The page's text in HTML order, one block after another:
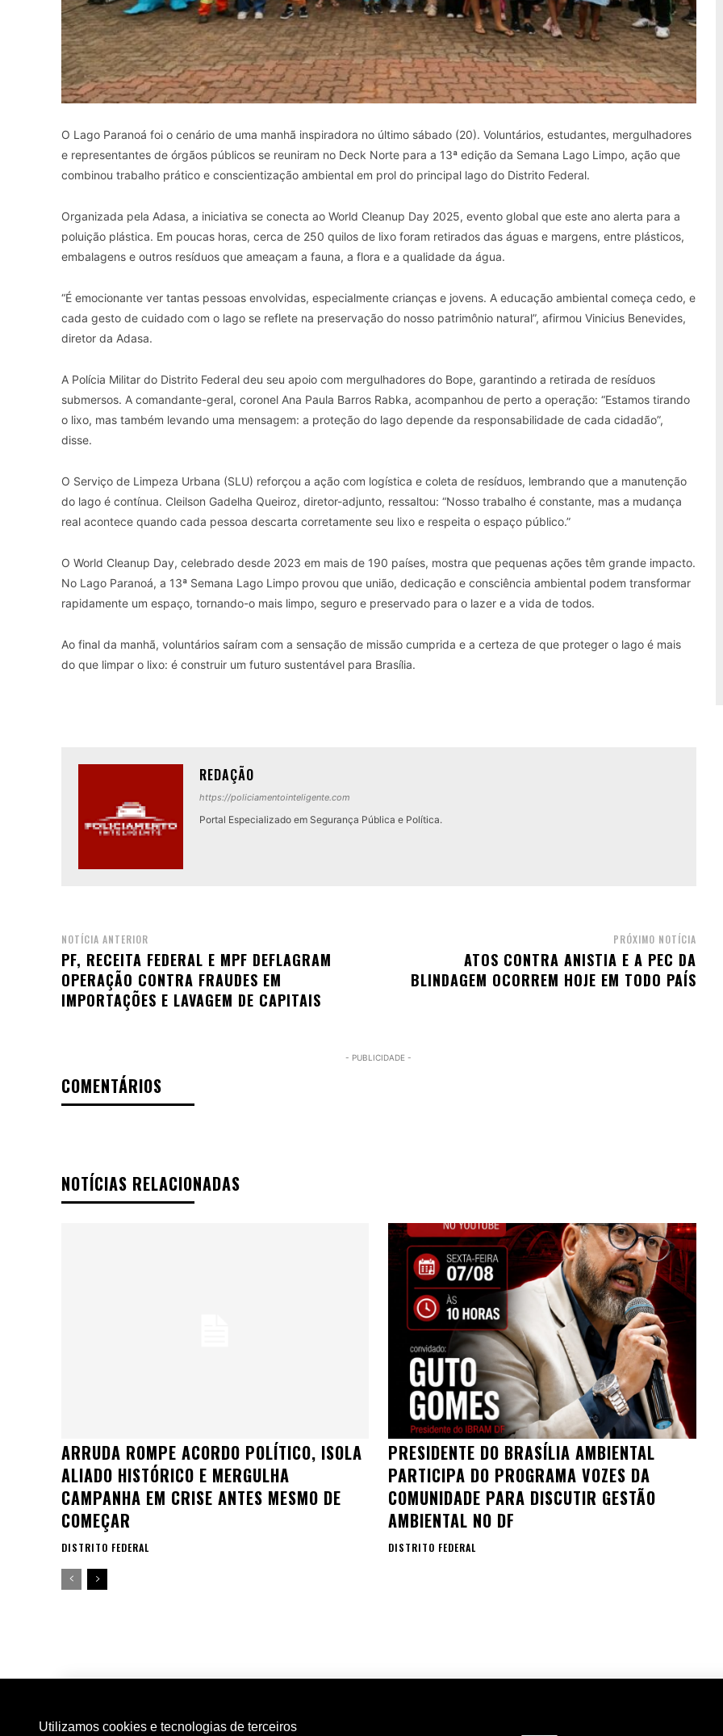
Utilizamos cookies e tecnologias de terceiros
O Lago Paranoá foi o cenário de uma manhã inspiradora no último sábado (20). Voluntários, estudantes, mergulhadores
e representantes de órgãos públicos se reuniram no Deck Norte para a 13ª edição da Semana Lago Limpo, ação que
combinou trabalho prático e conscientização ambiental em prol do principal lago do Distrito Federal.
Organizada pela Adasa, a iniciativa se conecta ao World Cleanup Day 2025, evento global que este ano alerta para a
poluição plástica. Em poucas horas, cerca de 250 quilos de lixo foram retirados das águas e margens, entre plásticos,
embalagens e outros resíduos que ameaçam a fauna, a flora e a qualidade da água.
“É emocionante ver tantas pessoas envolvidas, especialmente crianças e jovens. A educação ambiental começa cedo, e
cada gesto de cuidado com o lago se reflete na preservação do nosso patrimônio natural”, afirmou Vinicius Benevides,
diretor da Adasa.
A Polícia Militar do Distrito Federal deu seu apoio com mergulhadores do Bope, garantindo a retirada de resíduos
submersos. A comandante-geral, coronel Ana Paula Barros Rabka, acompanhou de perto a operação: “Estamos tirando
o lixo, mas também levando uma mensagem: a proteção do lago depende da responsabilidade de cada cidadão”,
disse.
O Serviço de Limpeza Urbana (SLU) reforçou a ação com logística e coleta de resíduos, lembrando que a manutenção
do lago é contínua. Cleilson Gadelha Queiroz, diretor-adjunto, ressaltou: “Nosso trabalho é constante, mas a mudança
real acontece quando cada pessoa descarta corretamente seu lixo e respeita o espaço público.”
O World Cleanup Day, celebrado desde 2023 em mais de 190 países, mostra que pequenas ações têm grande impacto.
No Lago Paranoá, a 13ª Semana Lago Limpo provou que união, dedicação e consciência ambiental podem transformar
rapidamente um espaço, tornando-o mais limpo, seguro e preservado para o lazer e a vida de todos.
Ao final da manhã, voluntários saíram com a sensação de missão cumprida e a certeza de que proteger o lago é mais
do que limpar o lixo: é construir um futuro sustentável para Brasília.
REDAÇÃO
https://policiamentointeligente.com
Portal Especializado em Segurança Pública e Política.
NOTÍCIA ANTERIOR
PF, RECEITA FEDERAL E MPF DEFLAGRAM
OPERAÇÃO CONTRA FRAUDES EM
IMPORTAÇÕES E LAVAGEM DE CAPITAIS
PRÓXIMO NOTÍCIA
ATOS CONTRA ANISTIA E A PEC DA
BLINDAGEM OCORREM HOJE EM TODO PAÍS
- PUBLICIDADE -
COMENTÁRIOS
NOTÍCIAS RELACIONADAS
ARRUDA ROMPE ACORDO POLÍTICO, ISOLA
ALIADO HISTÓRICO E MERGULHA
CAMPANHA EM CRISE ANTES MESMO DE
COMEÇAR
DISTRITO FEDERAL
PRESIDENTE DO BRASÍLIA AMBIENTAL
PARTICIPA DO PROGRAMA VOZES DA
COMUNIDADE PARA DISCUTIR GESTÃO
AMBIENTAL NO DF
DISTRITO FEDERAL